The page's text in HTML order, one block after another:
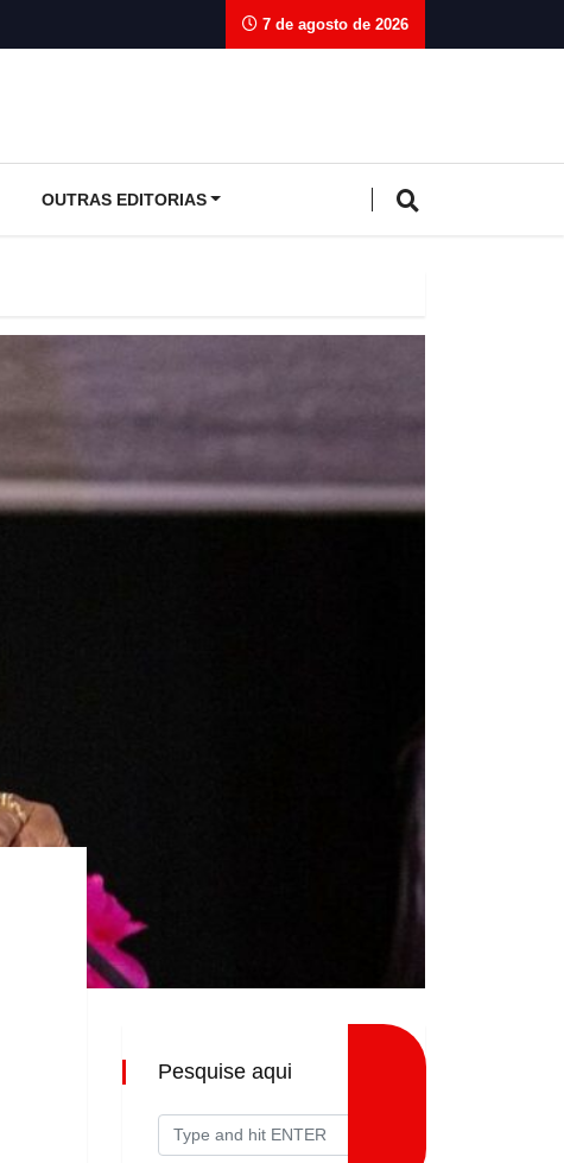
7 de agosto de 2026
OUTRAS EDITORIAS
Pesquise aqui